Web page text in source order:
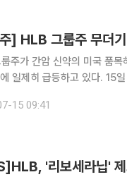
] HLB 그룹주 무더
주가 간암 신약의 미국 품
고 있다. 15일 오전 HLB는 전 거래일 대비 29.96% 오른 3만4700원에
15 09:41
'리보세라닙'